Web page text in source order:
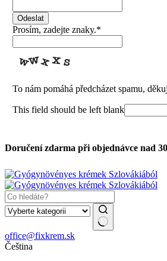
Odeslat
Prosím, zadejte znaky.*
To nám pomáhá předcházet spamu,
This field should be left blank
zdarma při objednávce nad 30
No
results
office@fixkrem.sk
Čeština